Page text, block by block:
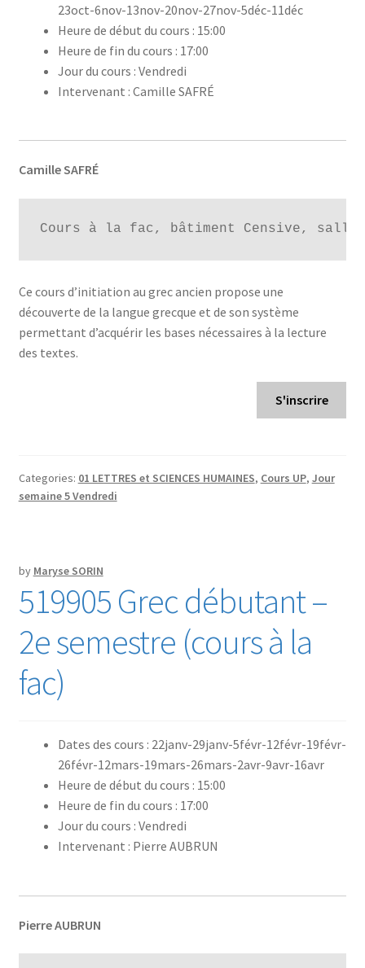
23oct-6nov-13nov-20nov-27nov-5déc-11déc
Heure de début du cours : 15:00
Heure de fin du cours : 17:00
Jour du cours : Vendredi
Intervenant : Camille SAFRÉ
Camille SAFRÉ
Cours à la fac, bâtiment Censive, salle
Ce cours d’initiation au grec ancien propose une
découverte de la langue grecque et de son système
permettant d’acquérir les bases nécessaires à la lecture
des textes.
S'inscrire
Categories: 01 LETTRES et SCIENCES HUMAINES, Cours UP, Jour
semaine 5 Vendredi
by Maryse SORIN
519905 Grec débutant –
2e semestre (cours à la
fac)
Dates des cours : 22janv-29janv-5févr-12févr-19févr-
26févr-12mars-19mars-26mars-2avr-9avr-16avr
Heure de début du cours : 15:00
Heure de fin du cours : 17:00
Jour du cours : Vendredi
Intervenant : Pierre AUBRUN
Pierre AUBRUN